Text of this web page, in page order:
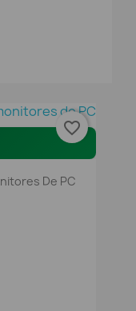
De PC
favorite_border